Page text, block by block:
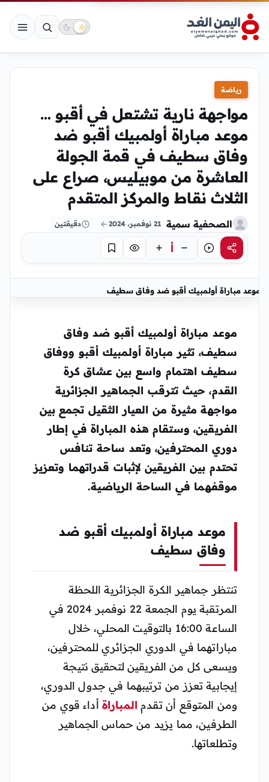
رياضة
مواجهة نارية تشتعل في أقبو …
موعد مباراة أولمبيك أقبو ضد
وفاق سطيف في قمة الجولة
العاشرة من موبيليس، صراع على
الثلاث نقاط والمركز المتقدم
الصحفية سمية 21 نوفمبر، 2024 دقيقتين
مشاركةاستماع أ تركيز حفظ
موعد مباراة أولمبيك أقبو ضد وفاق سطيف
موعد مباراة أولمبيك أقبو ضد وفاق
سطيف، تثير مباراة أولمبيك أقبو ووفاق
سطيف اهتمام واسع بين عشاق كرة
القدم، حيث تترقب الجماهير الجزائرية
مواجهة مثيرة من العيار الثقيل تجمع بين
الفريقين، وستقام هذه المباراة في إطار
دوري المحترفين، وتعد ساحة تنافس
تحتدم بين الفريقين لإثبات قدراتهما وتعزيز
موقفهما في الساحة الرياضية.
موعد مباراة أولمبيك أقبو ضد
وفاق سطيف
تنتظر جماهير الكرة الجزائرية اللحظة
المرتقبة يوم الجمعة 22 نوفمبر 2024 في
الساعة 16:00 بالتوقيت المحلي، خلال
مباراتهما في الدوري الجزائري للمحترفين،
ويسعى كل من الفريقين لتحقيق نتيجة
إيجابية تعزز من ترتيبهما في جدول الدوري،
ومن المتوقع أن تقدم المباراةأداء قوي من
الطرفين، مما يزيد من حماس الجماهير
وتطلعاتها.